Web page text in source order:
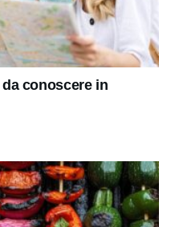
conoscere in